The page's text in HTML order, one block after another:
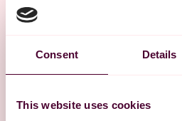
Consent Details
This website uses cookies